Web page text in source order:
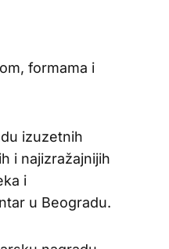
formama i
izuzetnih
i najizražajnijih
i
u Beogradu.